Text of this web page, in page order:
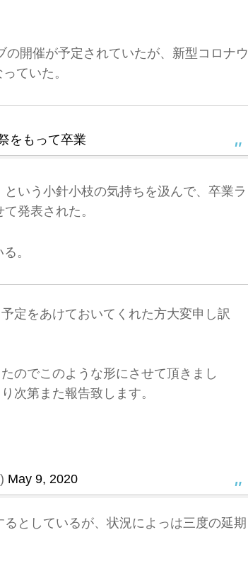
開催が予定されていたが、新型コロナウ
ていた。
をもって卒業
いう小針小枝の気持ちを汲んで、卒業ラ
発表された。
。
定をあけておいてくれた方大変申し訳
のでこのような形にさせて頂きまし
次第また報告致します。
May 9, 2020
としているが、状況によっは三度の延期